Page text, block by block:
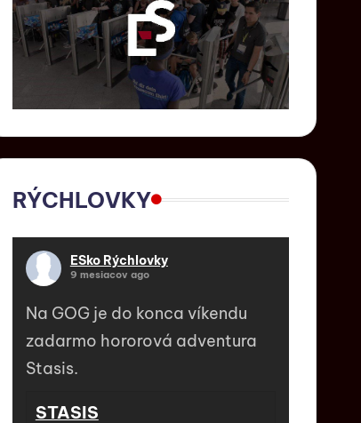
RÝCHLOVKY
ESko Rýchlovky
9 mesiacov ago
Na GOG je do konca víkendu
zadarmo hororová adventura
Stasis.
STASIS